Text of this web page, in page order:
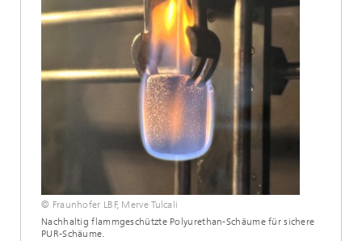
© Fraunhofer LBF, Merve Tulcali
Nachhaltig flammgeschützte Polyurethan-Schäume für sichere
PUR-Schäume.